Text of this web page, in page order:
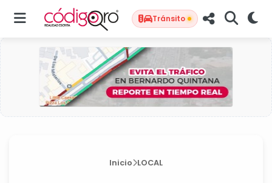
Tránsito
Inicio LOCAL